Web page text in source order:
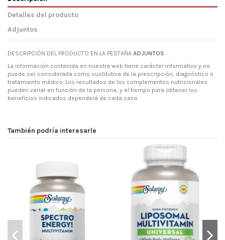
Detalles del producto
Adjuntos
DESCRIPCIÓN DEL PRODUCTO EN LA PESTAÑA ADJUNTOS
La información contenida en nuestra web tiene carácter informativo y no
puede ser considerada como sustitutiva de la prescripción, diagnóstico o
tratamiento médico. Los resultados de los complementos nutricionales
pueden variar en función de la persona, y el tiempo para obtener los
beneficios indicados dependerá de cada caso
También podría interesarle